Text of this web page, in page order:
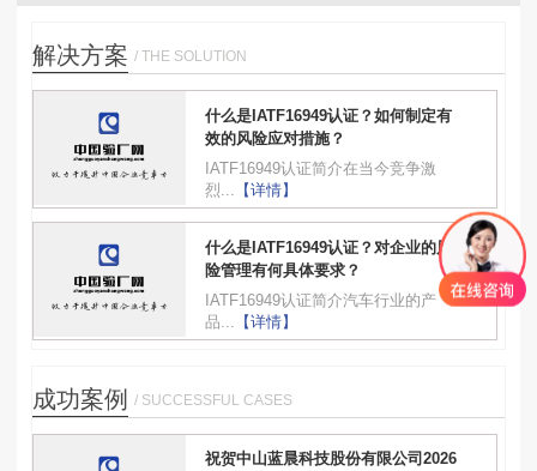
解决方案 / THE SOLUTION
什么是IATF16949认证？如何制定有
效的风险应对措施？
IATF16949认证简介在当今竞争激
烈...
【详情】
什么是IATF16949认证？对企业的风
险管理有何具体要求？
IATF16949认证简介汽车行业的产
品...
【详情】
成功案例 / SUCCESSFUL CASES
祝贺中山蓝晨科技股份有限公司2026